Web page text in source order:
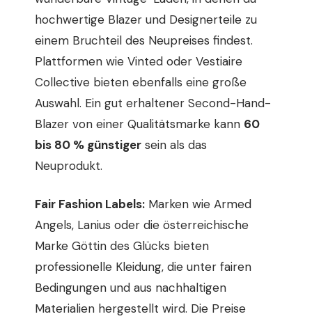
hochwertige Blazer und Designerteile zu
einem Bruchteil des Neupreises findest.
Plattformen wie Vinted oder Vestiaire
Collective bieten ebenfalls eine große
Auswahl. Ein gut erhaltener Second-Hand-
Blazer von einer Qualitätsmarke kann 60
bis 80 % günstiger sein als das
Neuprodukt.
Fair Fashion Labels: Marken wie Armed
Angels, Lanius oder die österreichische
Marke Göttin des Glücks bieten
professionelle Kleidung, die unter fairen
Bedingungen und aus nachhaltigen
Materialien hergestellt wird. Die Preise